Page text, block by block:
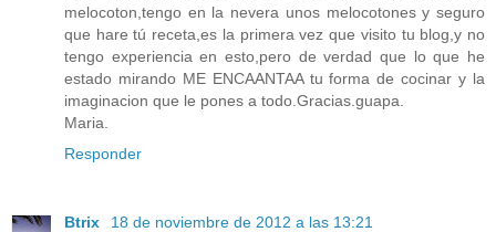
melocoton,tengo en la nevera unos melocotones y seguro
que hare tú receta,es la primera vez que visito tu blog,y no
tengo experiencia en esto,pero de verdad que lo que he
estado mirando ME ENCAANTAA tu forma de cocinar y la
imaginacion que le pones a todo.Gracias.guapa.
Maria.
Responder
Btrix
18 de noviembre de 2012 a las 13:21